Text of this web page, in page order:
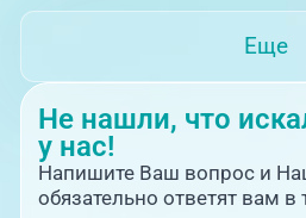
Еще
Не нашли, что
у нас!
Напишите Ваш вопрос и
обязательно ответят вам в